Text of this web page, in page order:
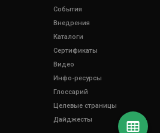
События
Внедрения
Каталоги
Сертификаты
Видео
Инфо-ресурсы
Глоссарий
Целевые страницы
Дайджесты